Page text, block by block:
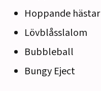
Hoppande hästar
Lövblåsslalom
Bubbleball
Bungy Eject